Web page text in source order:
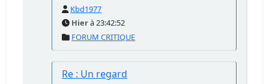
Kbd1977
Hierà 23:42:52
FORUM CRITIQUE
Re : Un regard